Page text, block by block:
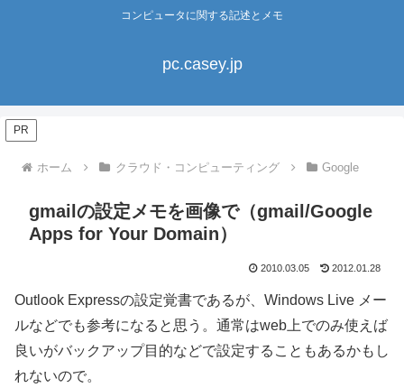
コンピュータに関する記述とメモ
pc.casey.jp
PR
ホーム クラウド・コンピューティング Google
gmailの設定メモを画像で（gmail/Google
Apps for Your Domain）
2010.03.05 2012.01.28
Outlook Expressの設定覚書であるが、Windows Live メー
ルなどでも参考になると思う。通常はweb上でのみ使えば
良いがバックアップ目的などで設定することもあるかもし
れないので。